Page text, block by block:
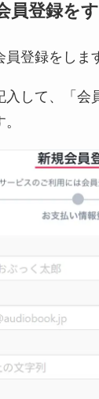
員登録を
登録をしま
入して、「会